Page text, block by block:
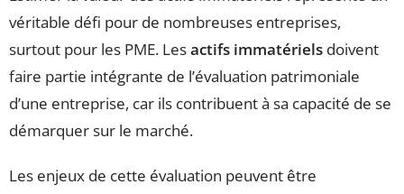
véritable défi pour de nombreuses entreprises,
surtout pour les PME. Lesactifs immatériels doivent
faire partie intégrante de l’évaluation patrimoniale
d’une entreprise, car ils contribuent à sa capacité de se
démarquer sur le marché.
Les enjeux de cette évaluation peuvent être